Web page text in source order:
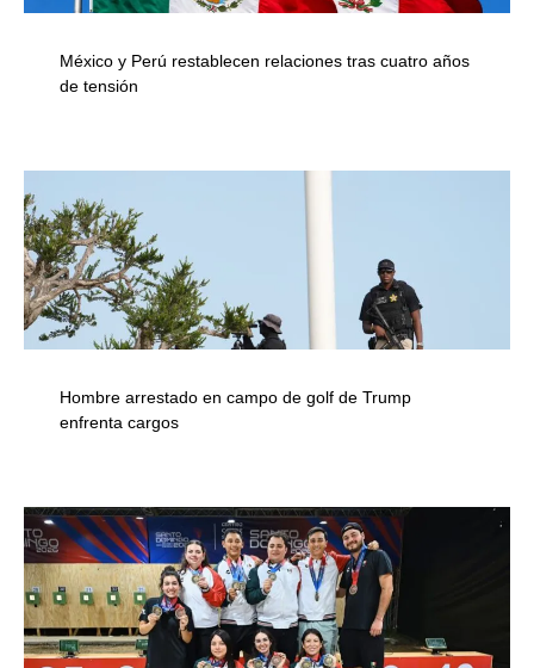
México y Perú restablecen relaciones tras cuatro años
de tensión
Hombre arrestado en campo de golf de Trump
enfrenta cargos